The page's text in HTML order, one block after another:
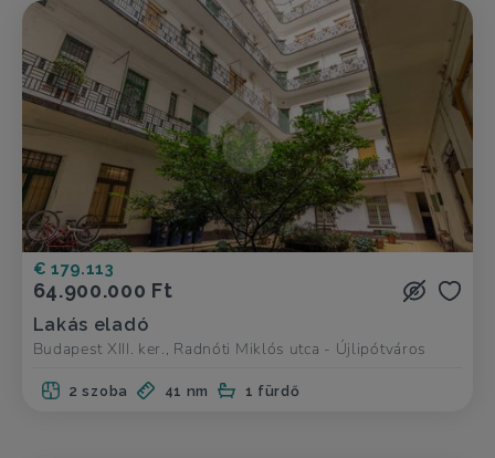
€ 179.113
64.900.000 Ft
Lakás eladó
Budapest XIII. ker., Radnóti Miklós utca - Újlipótváros
2 szoba 41 nm 1 fürdő